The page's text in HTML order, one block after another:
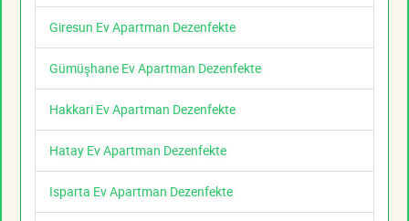
Giresun Ev Apartman Dezenfekte
Gümüşhane Ev Apartman Dezenfekte
Hakkari Ev Apartman Dezenfekte
Hatay Ev Apartman Dezenfekte
Isparta Ev Apartman Dezenfekte